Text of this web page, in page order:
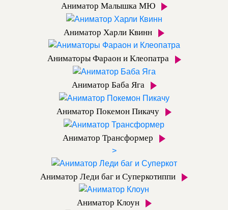
Аниматор Малышка МЮ
Аниматор Харли Квинн
Аниматоры Фараон и Клеопатра
Аниматор Баба Яга
Аниматор Покемон Пикачу
Аниматор Трансформер
>
Аниматор Леди баг и Суперкотиппи
Аниматор Клоун